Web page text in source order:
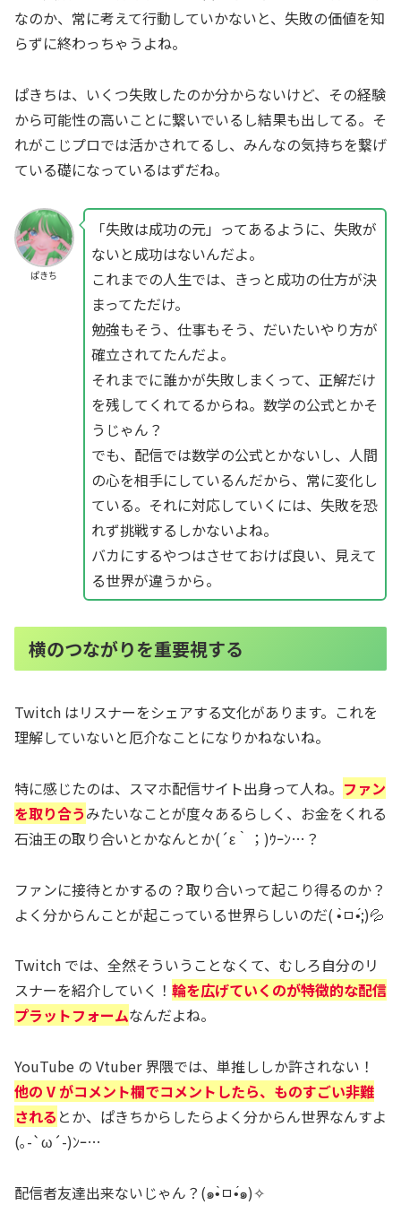
なのか、常に考えて行動していかないと、失敗の価値を知
らずに終わっちゃうよね。
ぱきちは、いくつ失敗したのか分からないけど、その経験
から可能性の高いことに繋いでいるし結果も出してる。そ
れがこじプロでは活かされてるし、みんなの気持ちを繋げ
ている礎になっているはずだね。
ぱきち
「失敗は成功の元」ってあるように、失敗が
ないと成功はないんだよ。
これまでの人生では、きっと成功の仕方が決
まってただけ。
勉強もそう、仕事もそう、だいたいやり方が
確立されてたんだよ。
それまでに誰かが失敗しまくって、正解だけ
を残してくれてるからね。数学の公式とかそ
うじゃん？
でも、配信では数学の公式とかないし、人間
の心を相手にしているんだから、常に変化し
ている。それに対応していくには、失敗を恐
れず挑戦するしかないよね。
バカにするやつはさせておけば良い、見えて
る世界が違うから。
横のつながりを重要視する
Twitch はリスナーをシェアする文化があります。これを
理解していないと厄介なことになりかねないね。
特に感じたのは、スマホ配信サイト出身って人ね。 ファン
を取り合うみたいなことが度々あるらしく、お金をくれる
石油王の取り合いとかなんとか(´ε｀；)ｳｰﾝ…？
ファンに接待とかするの？取り合いって起こり得るのか？
よく分からんことが起こっている世界らしいのだ( •̀ㅁ•́;)💦
Twitch では、全然そういうことなくて、むしろ自分のリ
スナーを紹介していく！ 輪を広げていくのが特徴的な配信
プラットフォームなんだよね。
YouTube の Vtuber 界隈では、単推ししか許されない！
他の V がコメント欄でコメントしたら、ものすごい非難
される とか、ぱきちからしたらよく分からん世界なんすよ
(｡-`ω´-)ﾝｰ…
配信者友達出来ないじゃん？(๑•̀ㅁ•́๑)✧